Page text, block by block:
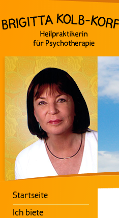
Startseite
Ich biete